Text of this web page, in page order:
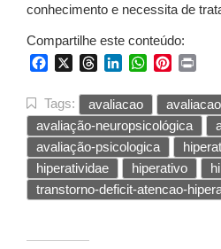
conhecimento e necessita de
Compartilhe este conteúdo:
FacebookThreadsLinkedInWhatsApp
Pinterest
Tags: avaliacao
avaliação-neuropsicológica
avaliação-psicologica
hiperatividae
hiperativo
transtorno-deficit-atencao-